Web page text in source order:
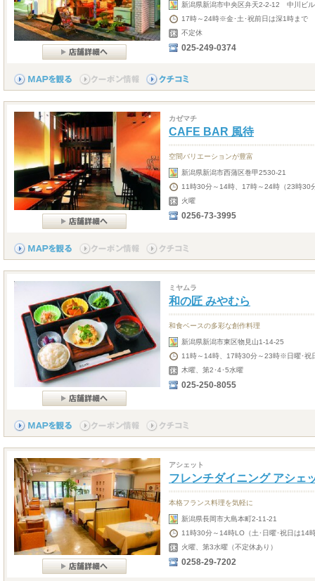
新潟県新潟市中央区弁天2-2-12 中川ビ
17時～24時※金･土･祝前日は深1時まで
不定休
025-249-0374
カゼマチ
CAFE BAR 風待
空間バリエーションが豊富
新潟県新潟市西蒲区巻甲2530-21
11時30分～14時、17時～24時（23時30
火曜
0256-73-3995
ミヤムラ
和の匠 みやむら
和食ベースの多彩な創作料理
新潟県新潟市東区物見山1-14-25
11時～14時、17時30分～23時※日曜･祝
木曜、第2･4･5水曜
025-250-8055
アシェット
フレンチダイニング アシェ
本格フランス料理を気軽に
新潟県長岡市大島本町2-11-21
11時30分～14時LO（土･日曜･祝日は14
火曜、第3水曜（不定休あり）
0258-29-7202